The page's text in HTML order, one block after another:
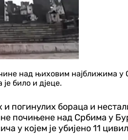
над њиховим најближима
било и дјеце.
погинулих бораца и
почињене над Србима у
у којем је убијено 11